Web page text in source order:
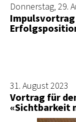
Donnerstag, 29.
31. August 2023
Vortrag für
«Sichtbarkeit